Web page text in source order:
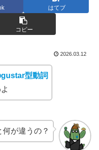
はてブ
コピー
2026.03.12
gustar型動詞
が違うの？